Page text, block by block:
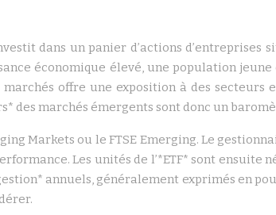
dans un panier d’actions d’entreprises
économique élevé, une population
offre une exposition à des
des marchés émergents sont donc un
Markets ou le FTSE Emerging. Le
Les unités de l’*ETF* sont ensuite
annuels, généralement exprimés en